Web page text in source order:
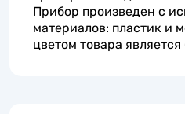
Прибор произведен с
материалов: пластик и
цветом товара